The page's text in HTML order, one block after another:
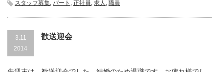
手
し
て
スタッフ募集, パート , 正社員, 求人 , 職員
3.11
2014
歓送迎会